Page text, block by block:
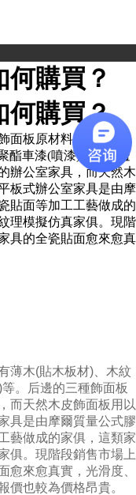
購買？
何購買？
面板原材料有薄木(貼
酯車漆(噴漆)等。后邊
辦公室家具，而天然木
板式辦公室家具是由摩
貼面等加工工藝做成的
理模擬仿真家俱。現階
具的全瓷貼面愈來愈真
薄木(貼木板材)、木紋
。后邊的三種飾面板
而天然木皮飾面板用以
具是由摩爾質量公式膠
藝做成的家俱，這類家
俱。現階段銷售市場上
愈來愈真實，光滑度、
價也較為價格昂貴。